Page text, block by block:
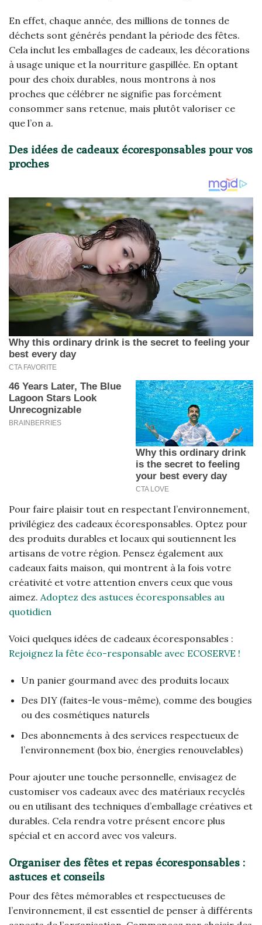
En effet, chaque année, des millions de tonnes de
déchets sont générés pendant la période des fêtes.
Cela inclut les emballages de cadeaux, les décorations
à usage unique et la nourriture gaspillée. En optant
pour des choix durables, nous montrons à nos
proches que célébrer ne signifie pas forcément
consommer sans retenue, mais plutôt valoriser ce
que l’on a.
Des idées de cadeaux écoresponsables pour vos
proches
Pour faire plaisir tout en respectant l’environnement,
privilégiez des cadeaux écoresponsables. Optez pour
des produits durables et locaux qui soutiennent les
artisans de votre région. Pensez également aux
cadeaux faits maison, qui montrent à la fois votre
créativité et votre attention envers ceux que vous
aimez. Adoptez des astuces écoresponsables au
quotidien
Voici quelques idées de cadeaux écoresponsables :
Rejoignez la fête éco-responsable avec ECOSERVE !
Un panier gourmand avec des produits locaux
Des DIY (faites-le vous-même), comme des bougies
ou des cosmétiques naturels
Des abonnements à des services respectueux de
l’environnement (box bio, énergies renouvelables)
Pour ajouter une touche personnelle, envisagez de
customiser vos cadeaux avec des matériaux recyclés
ou en utilisant des techniques d’emballage créatives et
durables. Cela rendra votre présent encore plus
spécial et en accord avec vos valeurs.
Organiser des fêtes et repas écoresponsables :
astuces et conseils
Pour des fêtes mémorables et respectueuses de
l’environnement, il est essentiel de penser à différents